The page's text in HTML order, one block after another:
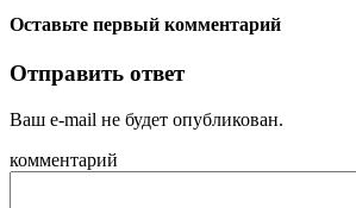
Оставьте первый комментарий
Отправить ответ
Ваш e-mail не будет опубликован.
комментарий